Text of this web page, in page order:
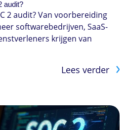
audit?
2 audit? Van voorbereiding
softwarebedrijven, SaaS-
krijgen van
Lees verder